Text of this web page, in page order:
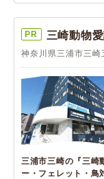
PR 三崎動物
神奈川県三浦市三
三浦市三崎の『三崎
ー・フェレット・鳥